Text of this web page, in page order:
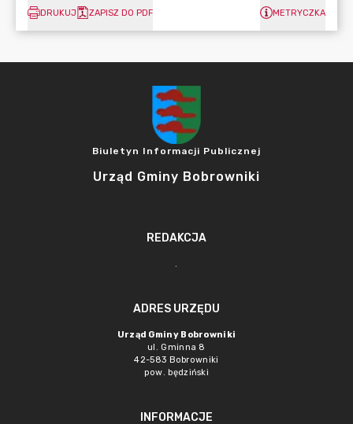
DRUKUJ ZAPISZ DO PDF METRYCZKA
Biuletyn Informacji Publicznej
Urząd Gminy Bobrowniki
REDAKCJA
.
ADRES URZĘDU
Urząd Gminy Bobrowniki
ul. Gminna 8
42-583 Bobrowniki
pow. będziński
INFORMACJE